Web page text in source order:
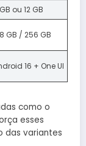
ou 12 GB
GB / 256 GB
16 + One UI
como o
esses
das variantes